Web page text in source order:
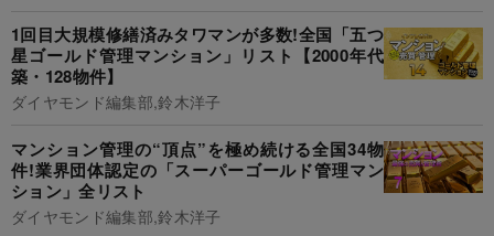
1回目大規模修繕済みタワマンが多数!全国「五つ
星ゴールド管理マンション」リスト【2000年代
築・128物件】
ダイヤモンド編集部,鈴木洋子
マンション管理の“頂点”を極め続ける全国34物
件!業界団体認定の「スーパーゴールド管理マン
ション」全リスト
ダイヤモンド編集部,鈴木洋子